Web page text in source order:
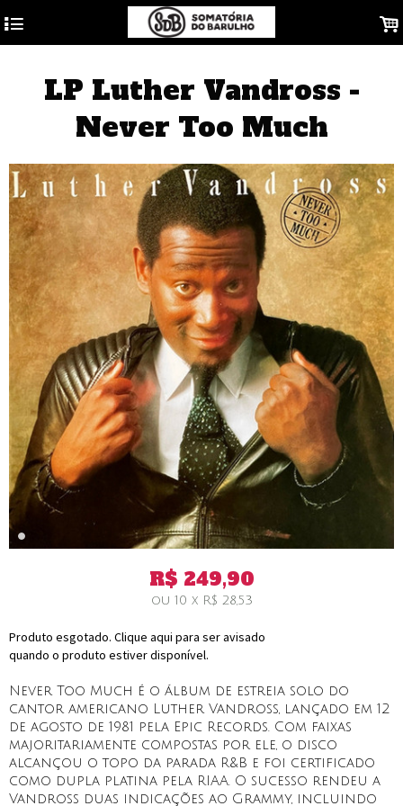
4 .
LP Luther Vandross -
Never Too Much
R$ 249,90
ou 10 x R$ 28,53
Produto esgotado. Clique aqui para ser avisado
quando o produto estiver disponível.
Never Too Much é o álbum de estreia solo do
cantor americano Luther Vandross, lançado em 12
de agosto de 1981 pela Epic Records. Com faixas
majoritariamente compostas por ele, o disco
alcançou o topo da parada R&B e foi certificado
como dupla platina pela RIAA. O sucesso rendeu a
Vandross duas indicações ao Grammy, incluindo